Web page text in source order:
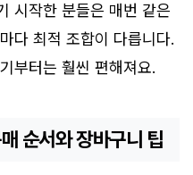
시작한 분들은 매번 같은
다 최적 조합이 다릅니다.
부터는 훨씬 편해져요.
순서와 장바구니 팁